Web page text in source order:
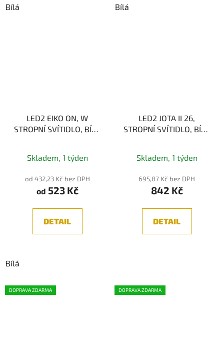
Bílá Bílá
LED2 EIKO ON, W
STROPNÍ SVÍTIDLO, BÍLÁ
Skladem, 1 týden
od 432,23 Kč bez DPH
od 523 Kč
DETAIL
Bílá
LED2 JOTA II 26,
STROPNÍ SVÍTIDLO, BÍLÁ
Skladem, 1 týden
695,87 Kč bez DPH
842 Kč
DETAIL
DOPRAVA ZDARMA DOPRAVA ZDARMA